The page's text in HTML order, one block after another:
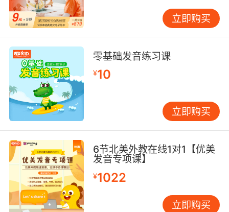
立即购买
零基础发音练习课
¥10
立即购买
6节北美外教在线1对1【优美
发音专项课】
¥1022
立即购买